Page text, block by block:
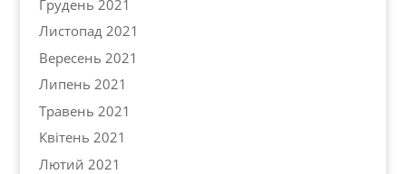
Грудень 2021
Листопад 2021
Вересень 2021
Липень 2021
Травень 2021
Квітень 2021
Лютий 2021